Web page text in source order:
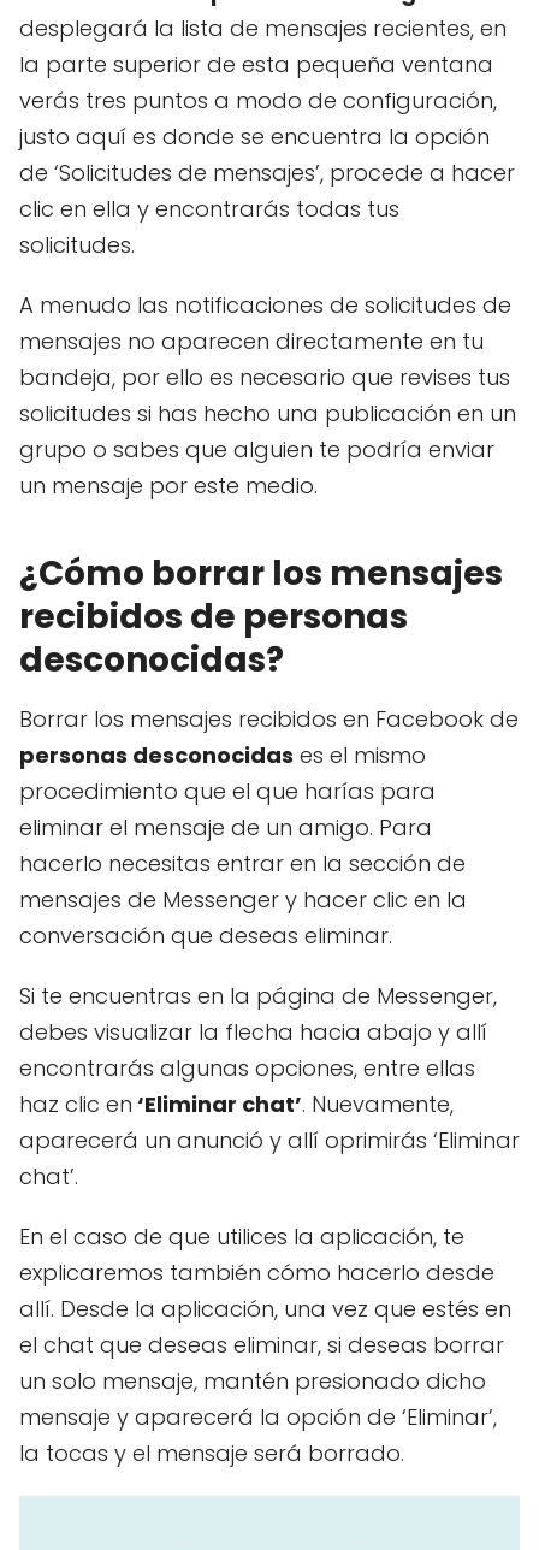
desplegará la lista de mensajes recientes, en
la parte superior de esta pequeña ventana
verás tres puntos a modo de configuración,
justo aquí es donde se encuentra la opción
de ‘Solicitudes de mensajes’, procede a hacer
clic en ella y encontrarás todas tus
solicitudes.
A menudo las notificaciones de solicitudes de
mensajes no aparecen directamente en tu
bandeja, por ello es necesario que revises tus
solicitudes si has hecho una publicación en un
grupo o sabes que alguien te podría enviar
un mensaje por este medio.
¿Cómo borrar los mensajes
recibidos de personas
desconocidas?
Borrar los mensajes recibidos en Facebook de
personas desconocidas es el mismo
procedimiento que el que harías para
eliminar el mensaje de un amigo. Para
hacerlo necesitas entrar en la sección de
mensajes de Messenger y hacer clic en la
conversación que deseas eliminar.
Si te encuentras en la página de Messenger,
debes visualizar la flecha hacia abajo y allí
encontrarás algunas opciones, entre ellas
haz clic en ‘Eliminar chat’. Nuevamente,
aparecerá un anunció y allí oprimirás ‘Eliminar
chat’.
En el caso de que utilices la aplicación, te
explicaremos también cómo hacerlo desde
allí. Desde la aplicación, una vez que estés en
el chat que deseas eliminar, si deseas borrar
un solo mensaje, mantén presionado dicho
mensaje y aparecerá la opción de ‘Eliminar’,
la tocas y el mensaje será borrado.